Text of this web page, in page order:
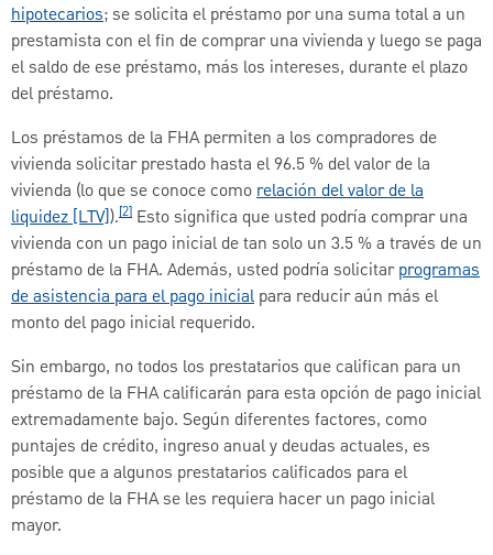
hipotecarios; se solicita el préstamo por una suma total a un
prestamista con el fin de comprar una vivienda y luego se paga
el saldo de ese préstamo, más los intereses, durante el plazo
del préstamo.
Los préstamos de la FHA permiten a los compradores de
vivienda solicitar prestado hasta el 96.5 % del valor de la
vivienda (lo que se conoce comorelación del valor de la
liquidez [LTV]).[2] Esto significa que usted podría comprar una
vivienda con un pago inicial de tan solo un 3.5 % a través de un
préstamo de la FHA. Además, usted podría solicitarprogramas
de asistencia para el pago inicial para reducir aún más el
monto del pago inicial requerido.
Sin embargo, no todos los prestatarios que califican para un
préstamo de la FHA calificarán para esta opción de pago inicial
extremadamente bajo. Según diferentes factores, como
puntajes de crédito, ingreso anual y deudas actuales, es
posible que a algunos prestatarios calificados para el
préstamo de la FHA se les requiera hacer un pago inicial
mayor.